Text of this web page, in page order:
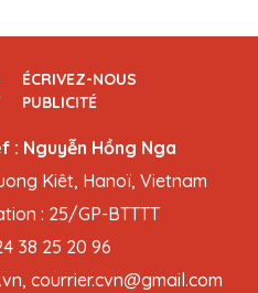
ÉCRIVEZ-NOUS
PUBLICITÉ
: Nguyễn Hồng Nga
Kiêt, Hanoï, Vietnam
: 25/GP-BTTTT
38 25 20 96
courrier.cvn@gmail.com